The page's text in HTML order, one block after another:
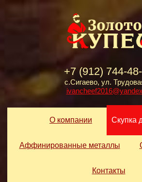
+7 (912) 744-
с.Сигаево, ул.
О компании Скупка
Аффинированные металлы
Контакты